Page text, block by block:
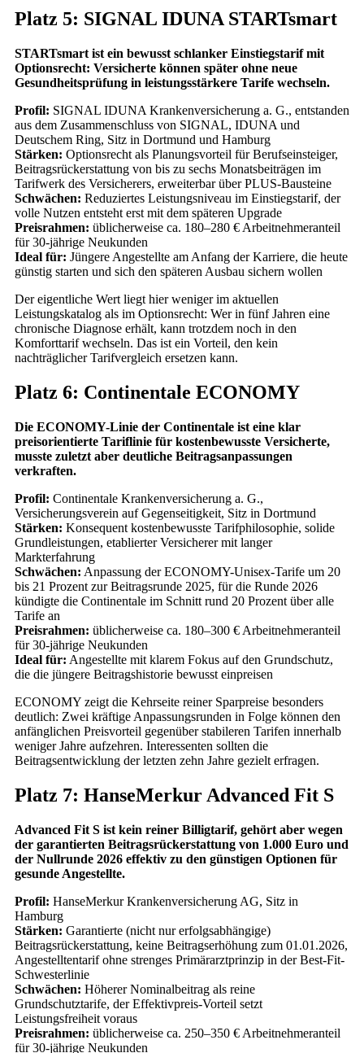
Platz 5: SIGNAL IDUNA STARTsmart
STARTsmart ist ein bewusst schlanker Einstiegstarif mit
Optionsrecht: Versicherte können später ohne neue
Gesundheitsprüfung in leistungsstärkere Tarife wechseln.
Profil: SIGNAL IDUNA Krankenversicherung a. G., entstanden
aus dem Zusammenschluss von SIGNAL, IDUNA und
Deutschem Ring, Sitz in Dortmund und Hamburg
Stärken: Optionsrecht als Planungsvorteil für Berufseinsteiger,
Beitragsrückerstattung von bis zu sechs Monatsbeiträgen im
Tarifwerk des Versicherers, erweiterbar über PLUS-Bausteine
Schwächen: Reduziertes Leistungsniveau im Einstiegstarif, der
volle Nutzen entsteht erst mit dem späteren Upgrade
Preisrahmen: üblicherweise ca. 180–280 € Arbeitnehmeranteil
für 30-jährige Neukunden
Ideal für: Jüngere Angestellte am Anfang der Karriere, die heute
günstig starten und sich den späteren Ausbau sichern wollen
Der eigentliche Wert liegt hier weniger im aktuellen
Leistungskatalog als im Optionsrecht: Wer in fünf Jahren eine
chronische Diagnose erhält, kann trotzdem noch in den
Komforttarif wechseln. Das ist ein Vorteil, den kein
nachträglicher Tarifvergleich ersetzen kann.
Platz 6: Continentale ECONOMY
Die ECONOMY-Linie der Continentale ist eine klar
preisorientierte Tariflinie für kostenbewusste Versicherte,
musste zuletzt aber deutliche Beitragsanpassungen
verkraften.
Profil: Continentale Krankenversicherung a. G.,
Versicherungsverein auf Gegenseitigkeit, Sitz in Dortmund
Stärken: Konsequent kostenbewusste Tarifphilosophie, solide
Grundleistungen, etablierter Versicherer mit langer
Markterfahrung
Schwächen: Anpassung der ECONOMY-Unisex-Tarife um 20
bis 21 Prozent zur Beitragsrunde 2025, für die Runde 2026
kündigte die Continentale im Schnitt rund 20 Prozent über alle
Tarife an
Preisrahmen: üblicherweise ca. 180–300 € Arbeitnehmeranteil
für 30-jährige Neukunden
Ideal für: Angestellte mit klarem Fokus auf den Grundschutz,
die die jüngere Beitragshistorie bewusst einpreisen
ECONOMY zeigt die Kehrseite reiner Sparpreise besonders
deutlich: Zwei kräftige Anpassungsrunden in Folge können den
anfänglichen Preisvorteil gegenüber stabileren Tarifen innerhalb
weniger Jahre aufzehren. Interessenten sollten die
Beitragsentwicklung der letzten zehn Jahre gezielt erfragen.
Platz 7: HanseMerkur Advanced Fit S
Advanced Fit S ist kein reiner Billigtarif, gehört aber wegen
der garantierten Beitragsrückerstattung von 1.000 Euro und
der Nullrunde 2026 effektiv zu den günstigen Optionen für
gesunde Angestellte.
Profil: HanseMerkur Krankenversicherung AG, Sitz in
Hamburg
Stärken: Garantierte (nicht nur erfolgsabhängige)
Beitragsrückerstattung, keine Beitragserhöhung zum 01.01.2026,
Angestelltentarif ohne strenges Primärarztprinzip in der Best-Fit-
Schwesterlinie
Schwächen: Höherer Nominalbeitrag als reine
Grundschutztarife, der Effektivpreis-Vorteil setzt
Leistungsfreiheit voraus
Preisrahmen: üblicherweise ca. 250–350 € Arbeitnehmeranteil
für 30-jährige Neukunden